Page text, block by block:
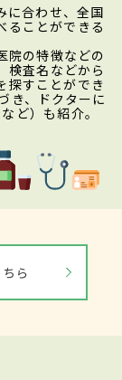
に合わせ、全国
ることができる
院の特徴などの
検査名などから
探すことができ
き、ドクターに
ど）も紹介。
ら